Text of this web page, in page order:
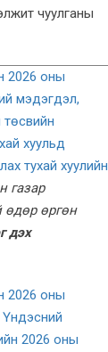
чуулганы
2026 оны
мэдэгдэл,
хуульд
тухай хуулийн
газар
өдөр өргөн
дэх
2026 оны
Үндэсний
2026 оны